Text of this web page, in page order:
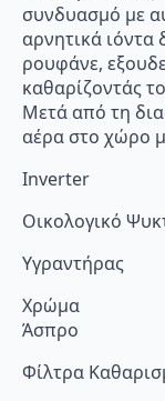
συνδυασμό με
αρνητικά ιόντα
ρουφάνε,
καθαρίζοντάς
Μετά από τη
αέρα στο χώρο
Inverter
Οικολογικό
Υγραντήρας
Χρώμα
Άσπρο
Φίλτρα